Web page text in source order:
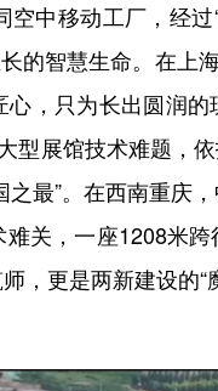
中移动工厂，经
的智慧生命。在上
，只为长出圆润
型展馆技术难题，
最”。在西南重庆
关，一座1208米
，更是两新建设的